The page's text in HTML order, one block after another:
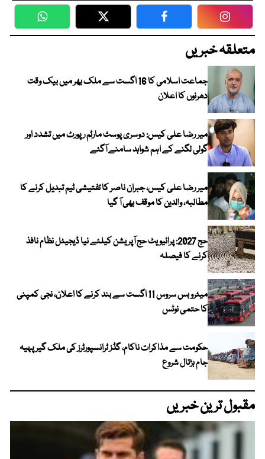
WhatsApp Twitter Facebook
متعلقہ خبریں
جماعت اسلامی کا 16 اگست سے ملک بھر میں بیک وقت
دھرنوں کا اعلان
میر رضا علی کیس: دوسری پوسٹ مارٹم رپورٹ میں تشدد اور
گولی لگنے کے اہم شواہد سامنے آگئے
میر رضا علی کیس، جبران ناصر کا تفتیشی ٹیم تبدیل کرنے کا
مطالبہ، والدین کا موقف بھی آ گیا
حج 2027: پرائیویٹ حج آپریشن کیلئے نیا ڈیجیٹل نظام نافذ
کرنے کا فیصلہ
میٹرو بس سروس 11 اگست سے بند کرنے کا اعلان، نجی کمپنی
کا حتمی نوٹس
حکومت سے مذاکرات ناکام، گڈز ٹرانسپورٹرز کی ملک گیر پہیہ
جام ہڑتال شروع
مقبول ترین خبریں